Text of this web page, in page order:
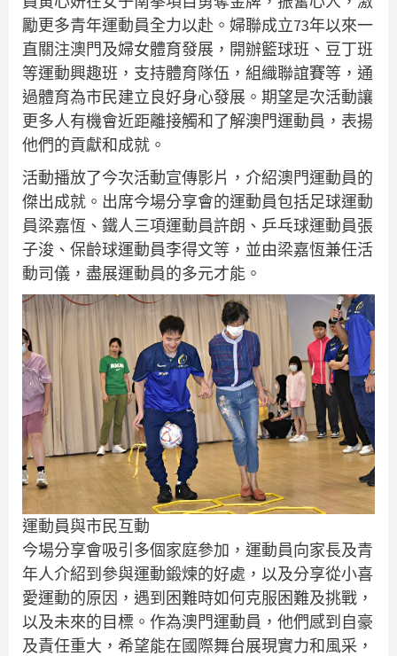
勵更多青年運動員全力以赴。婦聯成立73年以來一
直關注澳門及婦女體育發展，開辦籃球班、豆丁班
等運動興趣班，支持體育隊伍，組織聯誼賽等，通
過體育為市民建立良好身心發展。期望是次活動讓
更多人有機會近距離接觸和了解澳門運動員，表揚
他們的貢獻和成就。
活動播放了今次活動宣傳影片，介紹澳門運動員的
傑出成就。出席今場分享會的運動員包括足球運動
員梁嘉恆、鐵人三項運動員許朗、乒乓球運動員張
子浚、保齡球運動員李得文等，並由梁嘉恆兼任活
動司儀，盡展運動員的多元才能。
運動員與市民互動
今場分享會吸引多個家庭參加，運動員向家長及青
年人介紹到參與運動鍛煉的好處，以及分享從小喜
愛運動的原因，遇到困難時如何克服困難及挑戰，
以及未來的目標。作為澳門運動員，他們感到自豪
及責任重大，希望能在國際舞台展現實力和風采，